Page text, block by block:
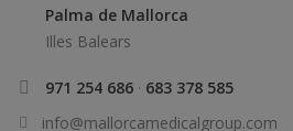
Palma de Mallorca
Illes Balears
971 254 686 · 683 378 585
info@mallorcamedicalgroup.com